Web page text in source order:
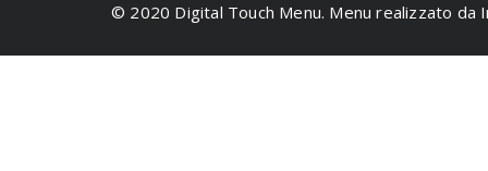
© 2020 Digital Touch Menu. Menu realizzato da